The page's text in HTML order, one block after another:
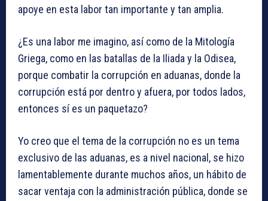
apoye en esta labor tan importante y tan amplia.
¿Es una labor me imagino, así como de la Mitología
Griega, como en las batallas de la Iliada y la Odisea,
porque combatir la corrupción en aduanas, donde la
corrupción está por dentro y afuera, por todos lados,
entonces sí es un paquetazo?
Yo creo que el tema de la corrupción no es un tema
exclusivo de las aduanas, es a nivel nacional, se hizo
lamentablemente durante muchos años, un hábito de
sacar ventaja con la administración pública, donde se